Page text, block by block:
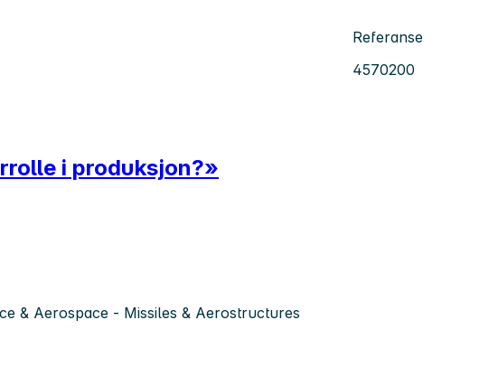
Referanse
4570200
i produksjon?»
& Aerospace - Missiles & Aerostructures